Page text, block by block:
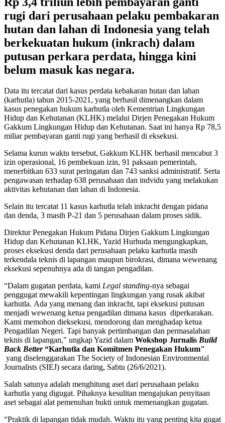
rugi dari perusahaan pelaku pembakaran
hutan dan lahan di Indonesia yang telah
berkekuatan hukum (inkrach) dalam
putusan perkara perdata, hingga kini
belum masuk kas negara.
Data itu tercatat dari kasus perdata kebakaran hutan dan lahan
(karhutla) tahun 2015-2021, yang berhasil dimenangkan dalam
kasus penegakan hukum karhutla oleh Kementrian Lingkungan
Hidup dan Kehutanan (KLHK) melalui Dirjen Penegakan Hukum
Gakkum Lingkungan Hidup dan Kehutanan. Saat ini hanya Rp 78,5
miliar pembayaran ganti rugi yang berhasil di eksekusi.
Selama kurun waktu tersebut, Gakkum KLHK berhasil mencabut 3
izin operasional, 16 pembekuan izin, 91 paksaan pemerintah,
menerbitkan 633 surat peringatan dan 743 sanksi administratif. Serta
pengawasan terhadap 638 perusahaan dan indvidu yang melakukan
aktivitas kehutanan dan lahan di Indonesia.
Selain itu tercatat 11 kasus karhutla telah inkracht dengan pidana
dan denda, 3 masih P-21 dan 5 perusahaan dalam proses sidik.
Direktur Penegakan Hukum Pidana Dirjen Gakkum Lingkungan
Hidup dan Kehutanan KLHK, Yazid Hurhuda mengungkapkan,
proses eksekusi denda dari perusahaan pelaku karhutla masih
terkendala teknis di lapangan maupun birokrasi, dimana wewenang
eksekusi sepenuhnya ada di tangan pengadilan.
“Dalam gugatan perdata, kami Legal standing-nya sebagai
penggugat mewakili kepentingan lingkungan yang rusak akibat
karhutla. Ada yang menang dan inkracht, tapi eksekusi putusan
menjadi wewenang ketua pengadilan dimana kasus diperkarakan.
Kami memohon dieksekusi, mendorong dan menghadap ketua
Pengadilan Negeri. Tapi banyak pertimbangan dan permasalahan
teknis di lapangan," ungkap Yazid dalam Wokshop Jurnalis Build
Back Better“Karhutla dan Komitmen Penegakan Hukum"
yang diselenggarakan The Society of Indonesian Environmental
Journalists (SIEJ) secara daring, Sabtu (26/6/2021).
Salah satunya adalah menghitung aset dari perusahaan pelaku
karhutla yang digugat. Pihaknya kesulitan mengajukan penyitaan
aset sebagai alat pemenuhan bukti untuk memenangkan gugatan.
“Praktik di lapangan tidak mudah. Waktu itu yang penting kita gugat